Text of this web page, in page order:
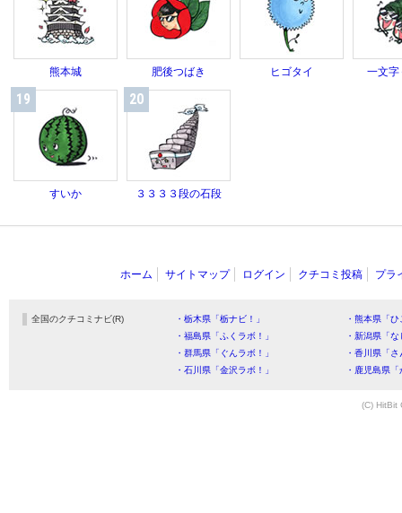
熊本城 肥後つばき ヒゴタイ 一文字
19
すいか
20
３３３３段の石段
ホーム サイトマップ ログイン クチコミ投稿 プラ
全国のクチコミナビ(R) ・栃木県「栃ナビ！」
・熊本県「
・福島県「ふくラボ！」
・新潟県「
・群馬県「ぐんラボ！」
・香川県「
・石川県「金沢ラボ！」
・鹿児島県
(C) HitBit